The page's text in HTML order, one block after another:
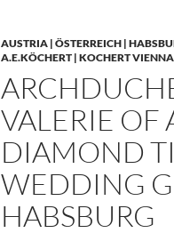
AUSTRIA | ÖSTERREICH |
A.E.KÖCHERT | KOCHERT VIENNA
VALERIE OF
DIAMOND
WEDDING
HABSBURG